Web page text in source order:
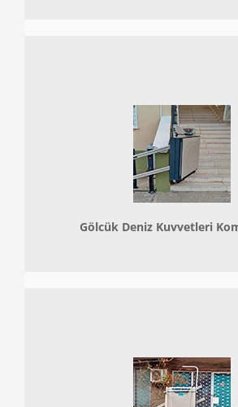
Gölcük Deniz Kuvvetleri